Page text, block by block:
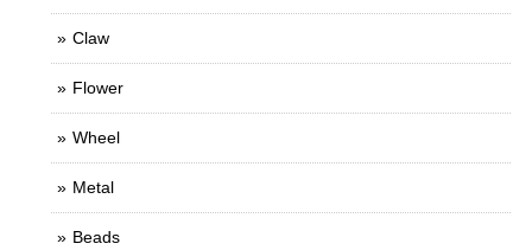
Claw
Flower
Wheel
Metal
Beads